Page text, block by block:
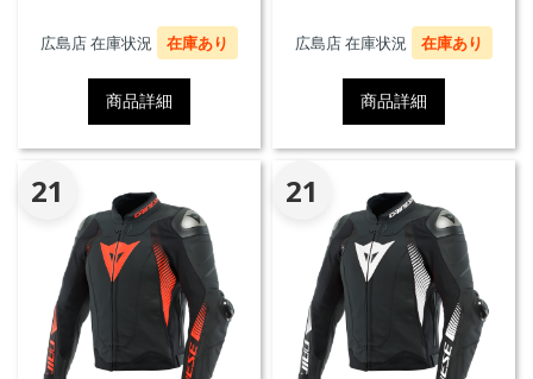
広島店 在庫状況 在庫あり
商品詳細
広島店 在庫状況 在庫あり
商品詳細
21 21